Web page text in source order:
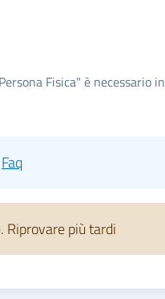
Fisica" è necessario
Faq
più tardi